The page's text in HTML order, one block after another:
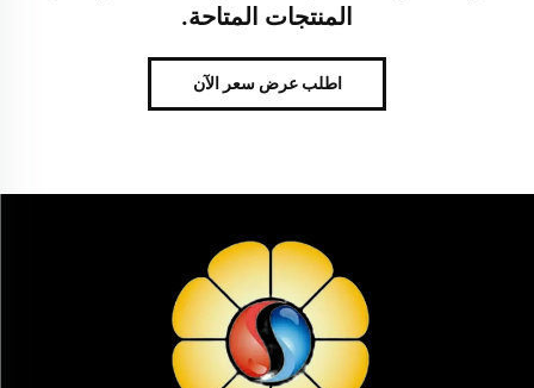
المنتجات المتاحة.
اطلب عرض سعر الآن